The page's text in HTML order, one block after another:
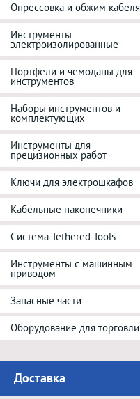
Опрессовка и обжим кабеля
Инструменты
электроизолированные
Портфели и чемоданы для
инструментов
Наборы инструментов и
комплектующих
Инструменты для
прецизионных работ
Ключи для электрошкафов
Кабельные наконечники
Система Tethered Tools
Инструменты с машинным
приводом
Запасные части
Оборудование для торговли
Доставка